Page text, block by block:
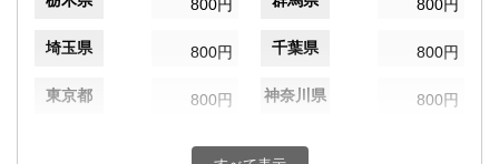
800円 800円
埼玉県 800円 千葉県 800円
東京都 800円 神奈川県 800円
800円 富山県